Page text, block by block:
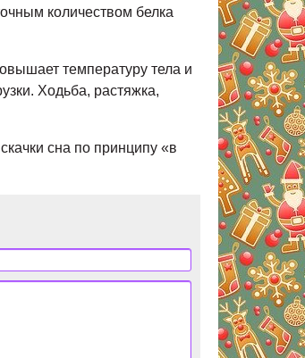
количеством белка
температуру тела и
Ходьба, растяжка,
сна по принципу «в